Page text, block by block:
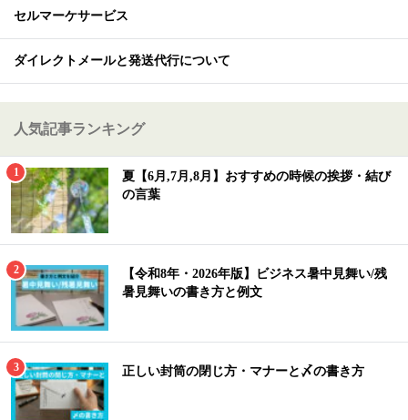
セルマーケサービス
ダイレクトメールと発送代行について
人気記事ランキング
夏【6月,7月,8月】おすすめの時候の挨拶・結び
の言葉
【令和8年・2026年版】ビジネス暑中見舞い/残
暑見舞いの書き方と例文
正しい封筒の閉じ方・マナーと〆の書き方